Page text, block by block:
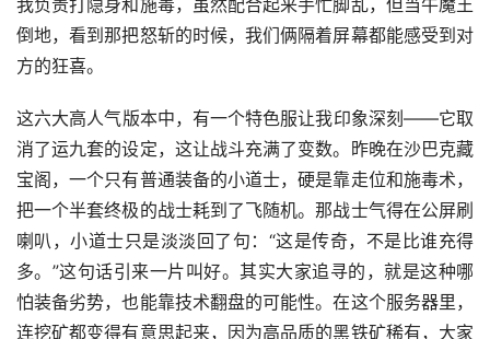
我负责打隐身和施毒，虽然配合起来手忙脚乱，但当牛魔王
倒地，看到那把怒斩的时候，我们俩隔着屏幕都能感受到对
方的狂喜。
这六大高人气版本中，有一个特色服让我印象深刻——它取
消了运九套的设定，这让战斗充满了变数。昨晚在沙巴克藏
宝阁，一个只有普通装备的小道士，硬是靠走位和施毒术，
把一个半套终极的战士耗到了飞随机。那战士气得在公屏刷
喇叭，小道士只是淡淡回了句：“这是传奇，不是比谁充得
多。”这句话引来一片叫好。其实大家追寻的，就是这种哪
怕装备劣势，也能靠技术翻盘的可能性。在这个服务器里，
连挖矿都变得有意思起来，因为高品质的黑铁矿稀有，大家